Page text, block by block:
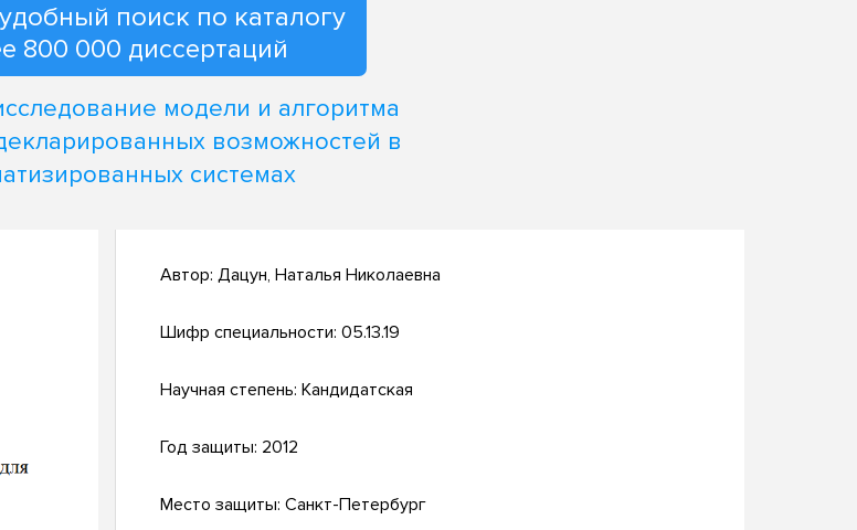
поиск по каталогу
800 000 диссертаций
модели и алгоритма
возможностей в
системах
Автор: Дацун, Наталья Николаевна
Шифр специальности: 05.13.19
Научная степень: Кандидатская
Год защиты: 2012
Место защиты: Санкт-Петербург